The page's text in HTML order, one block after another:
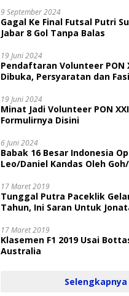
9 September 2024
Gagal Ke Final Futsal Putri
Jabar 8 Gol Tanpa Balas
19 Juni 2024
Pendaftaran Volunteer PON
Dibuka, Persyaratan dan
19 Juni 2024
Minat Jadi Volunteer PON
Formulirnya Disini
6 Juni 2024
Babak 16 Besar Indonesia
Leo/Daniel Kandas Oleh
17 Maret 2019
Tunggal Putra Paceklik
Tahun, Ini Saran Untuk
17 Maret 2019
Klasemen F1 2019 Usai
Australia
Selengkapnya